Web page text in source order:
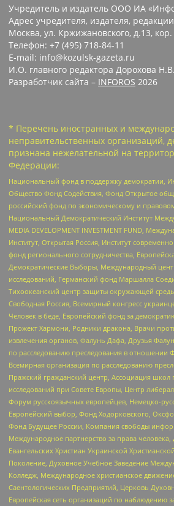
Учредитель и издатель ООО ИА
Адрес учредителя, издателя,
Москва, ул. Кржижановского, д.13,
Телефон: +7 (495) 718-84-11
E-mail: info@kozulsk-gazeta.ru
И.О. главного редактора Дорохова Н.В.
Разработчик сайта – INFOROS 2026
* Перечень иностранных и
неправительственных организаций,
признана нежелательной на
Федерации:
Национальный фонд в поддержку демократии,
Общество Фонд Содействия, Фонд Открытое
российский фонд по экономическому и
Национальный Демократический Институт
MEDIA DEVELOPMENT INVESTMENT FUND,
Институт, Открытая Россия, Институт
фонд регионального сотрудничества,
Демократические Выборы, Международный
исследований, Германский фонд Маршалла
Тихоокеанский центр защиты окружающей
Свободная Россия, Всемирный конгресс
Человек в беде, Европейский фонд за
Прожект Хармони, Родники дракона, Врачи
извлечения органов, Фалунь Дафа, Друзья
по расследованию преследования в отношении
Всемирная организация по расследованию
Пражский гражданский центр, Ассоциация школ
исследований при Совете Европы, Центр
Форум русскоязычных европейцев, Немецко-
Европейский выбор, Фонд Ходорковского,
Фонд Будущее России, Компания свободы
Международное партнерство за права
Евангельских Христиан Украинской
Поколение, Духовное Учебное Заведение
Колледж, Международное христианское
Саентологических Предприятий, Церковь
Европейская сеть организаций по наблюдению